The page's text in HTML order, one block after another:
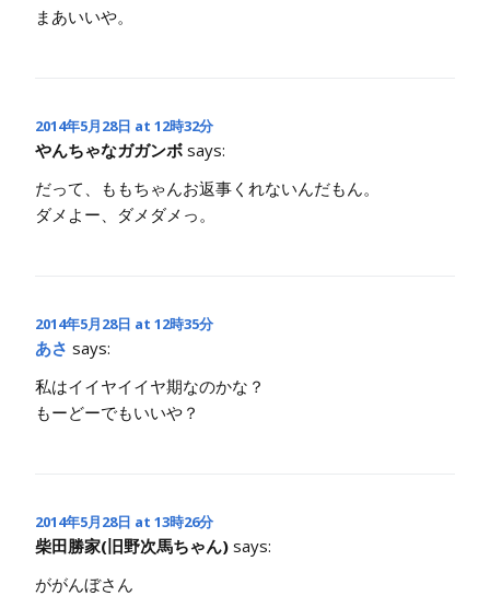
まあいいや。
2014年5月28日 at 12時32分
やんちゃなガガンボ says:
だって、ももちゃんお返事くれないんだもん。
ダメよー、ダメダメっ。
2014年5月28日 at 12時35分
あさ says:
私はイイヤイイヤ期なのかな？
もーどーでもいいや？
2014年5月28日 at 13時26分
柴田勝家(旧野次馬ちゃん) says:
ががんぼさん